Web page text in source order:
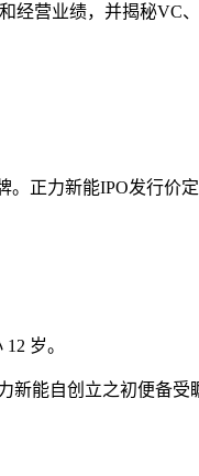
经营业绩，并揭秘VC
正力新能IPO发行价
岁。
能自创立之初便备